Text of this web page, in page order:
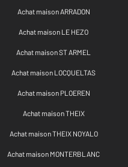
Achat maison ARRADON
Achat maison LE HEZO
Achat maison ST ARMEL
Achat maison LOCQUELTAS
Achat maison PLOEREN
Achat maison THEIX
Achat maison THEIX NOYALO
Achat maison MONTERBLANC